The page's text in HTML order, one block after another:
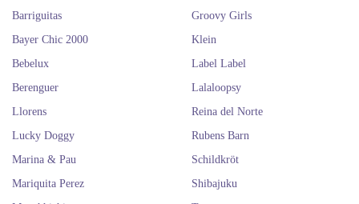
Barriguitas
Bayer Chic 2000
Bebelux
Berenguer
Groovy Girls
Klein
Label Label
Lalaloopsy
Llorens
Lucky Doggy
Marina & Pau
Mariquita Perez
Reina del Norte
Rubens Barn
Schildkröt
Shibajuku